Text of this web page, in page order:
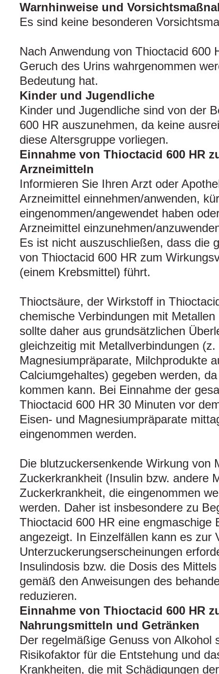
Warnhinweise und
Es sind keine besonderen
Nach Anwendung von Thioctacid 600
Geruch des Urins wahrgenommen
Bedeutung hat.
Kinder und Jugendliche
Kinder und Jugendliche sind von der
600 HR auszunehmen, da keine
diese Altersgruppe vorliegen.
Einnahme von Thioctacid 600 HR
Arzneimitteln
Informieren Sie Ihren Arzt oder
Arzneimittel einnehmen/anwenden,
eingenommen/angewendet haben
Arzneimittel einzunehmen/
Es ist nicht auszuschließen, dass die
von Thioctacid 600 HR zum
(einem Krebsmittel) führt.
Thioctsäure, der Wirkstoff in
chemische Verbindungen mit
sollte daher aus grundsätzlichen
gleichzeitig mit Metallverbindungen
Magnesiumpräparate, Milchprodukte
Calciumgehaltes) gegeben werden,
kommen kann. Bei Einnahme der
Thioctacid 600 HR 30 Minuten vor
Eisen- und Magnesiumpräparate
eingenommen werden.
Die blutzuckersenkende Wirkung von
Zuckerkrankheit (Insulin bzw. andere
Zuckerkrankheit, die eingenommen
werden. Daher ist insbesondere zu
Thioctacid 600 HR eine engmaschige
angezeigt. In Einzelfällen kann es zur
Unterzuckerungserscheinungen
Insulindosis bzw. die Dosis des
gemäß den Anweisungen des
reduzieren.
Einnahme von Thioctacid 600 HR
Nahrungsmitteln und Getränken
Der regelmäßige Genuss von Alkohol
Risikofaktor für die Entstehung und
Krankheiten, die mit Schädigungen